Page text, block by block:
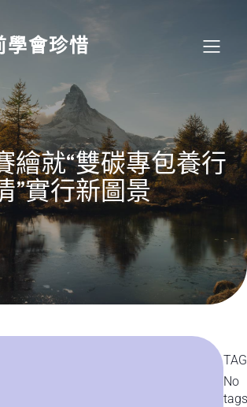
學會珍惜
繪就“雙碳專包養行
”實行新圖景
No
tags